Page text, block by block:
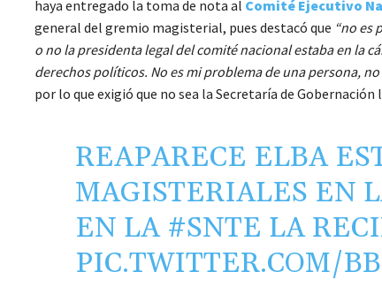
haya entregado la toma de nota al Comité Ejecutivo
general del gremio magisterial, pues destacó que “no es
o no la presidenta legal del comité nacional estaba en la
derechos políticos. No es mi problema de una persona,
por lo que exigió que no sea la Secretaría de
REAPARECE ELBA
MAGISTERIALES EN
EN LA #SNTE LA
PIC.TWITTER.COM/